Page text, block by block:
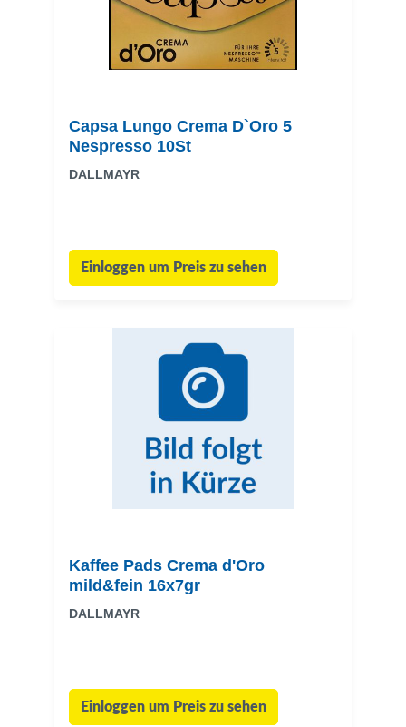
Capsa Lungo Crema D`Oro 5
Nespresso 10St
DALLMAYR
Einloggen um Preis zu sehen
Kaffee Pads Crema d'Oro
mild&fein 16x7gr
DALLMAYR
Einloggen um Preis zu sehen